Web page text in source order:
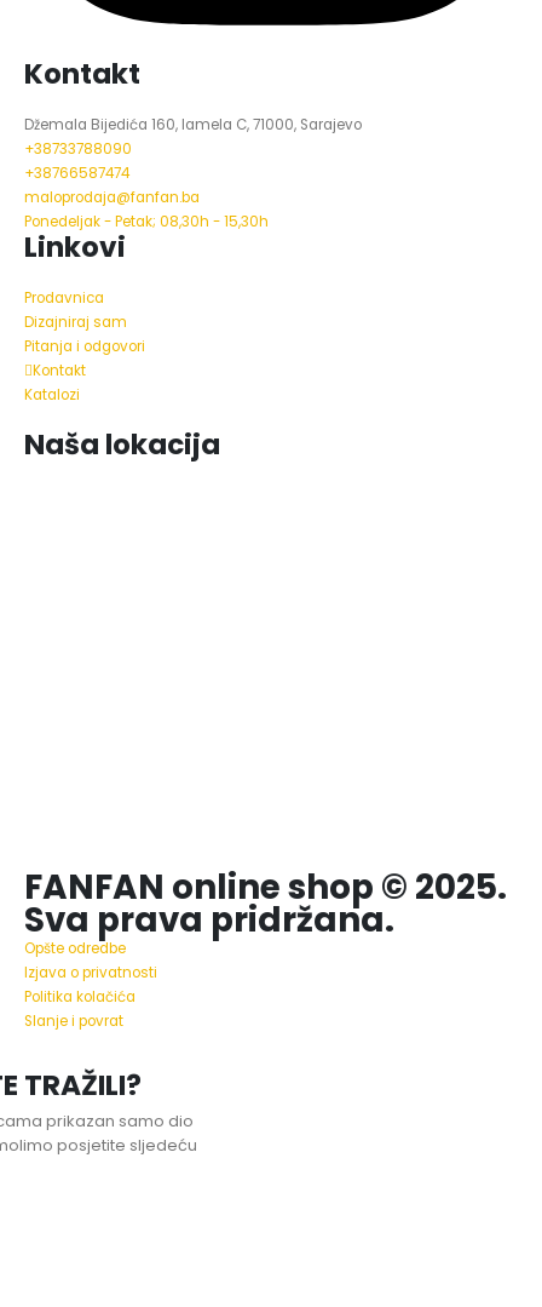
Kontakt
Džemala Bijedića 160, lamela C, 71000, Sarajevo
+38733788090
+38766587474
maloprodaja@fanfan.ba
Ponedeljak - Petak; 08,30h - 15,30h
Linkovi
Prodavnica
Dizajniraj sam
Pitanja i odgovori
Kontakt
Katalozi
Naša lokacija
FANFAN online shop © 2025.
Sva prava pridržana.
Opšte odredbe
Izjava o privatnosti
Politika kolačića
Slanje i povrat
TRAŽILI?
prikazan samo dio
posjetite sljedeću